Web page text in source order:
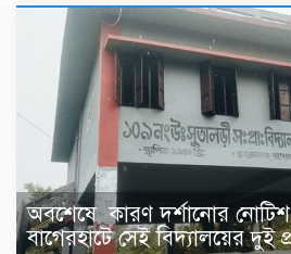
অবশেষে কারণ দর্শানোর
বাগেরহাটে সেই বিদ্যালয়ের দুই